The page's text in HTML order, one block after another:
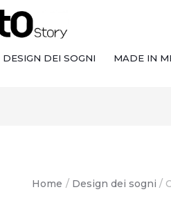
DESIGN DEI SOGNI MADE IN
Home Design dei sogni